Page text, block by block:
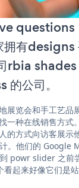
questions
有designs
rbia
公司。
览会和手工艺品
一种在线销售方
的方式向访客展示
。他们的 Google
powr slider 之
起来好像它们是